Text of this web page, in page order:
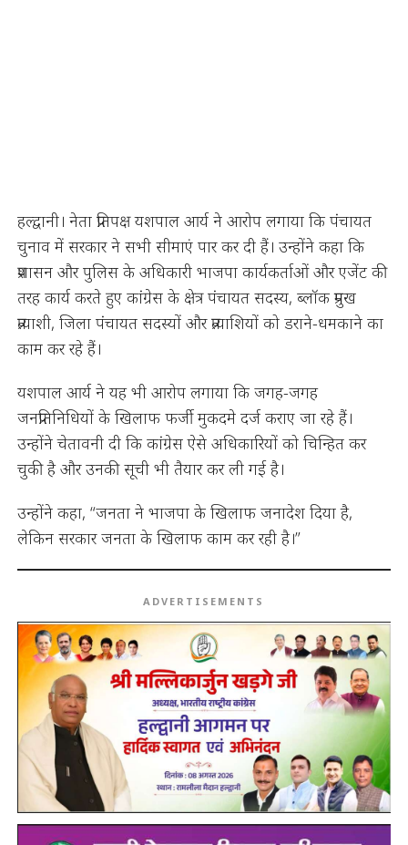
हल्द्वानी। नेता प्रतिपक्ष यशपाल आर्य ने आरोप लगाया कि पंचायत
चुनाव में सरकार ने सभी सीमाएं पार कर दी हैं। उन्होंने कहा कि
प्रशासन और पुलिस के अधिकारी भाजपा कार्यकर्ताओं और एजेंट की
तरह कार्य करते हुए कांग्रेस के क्षेत्र पंचायत सदस्य, ब्लॉक प्रमुख
प्रत्याशी, जिला पंचायत सदस्यों और प्रत्याशियों को डराने-धमकाने का
काम कर रहे हैं।
यशपाल आर्य ने यह भी आरोप लगाया कि जगह-जगह
जनप्रतिनिधियों के खिलाफ फर्जी मुकदमे दर्ज कराए जा रहे हैं।
उन्होंने चेतावनी दी कि कांग्रेस ऐसे अधिकारियों को चिन्हित कर
चुकी है और उनकी सूची भी तैयार कर ली गई है।
उन्होंने कहा, “जनता ने भाजपा के खिलाफ जनादेश दिया है,
लेकिन सरकार जनता के खिलाफ काम कर रही है।”
ADVERTISEMENTS